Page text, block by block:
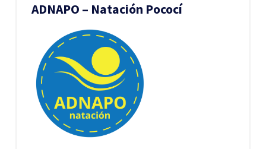
ADNAPO – Natación Pococí